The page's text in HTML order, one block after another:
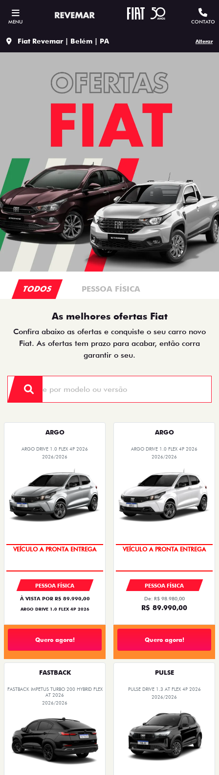
MENU CONTATO
Fiat Revemar | Belém | PA Alterar
TODOS PESSOA FÍSICA
As melhores ofertas Fiat
Confira abaixo as ofertas e conquiste o seu carro novo
Fiat. As ofertas tem prazo para acabar, então corra
garantir o seu.
ARGO
ARGO DRIVE 1.0 FLEX 4P 2026
2026/2026
PESSOA FÍSICA
À VISTA POR R$ 89.990,00
ARGO DRIVE 1.0 FLEX 4P 2026
Quero agora!
ARGO
ARGO DRIVE 1.0 FLEX 4P 2026
2026/2026
PESSOA FÍSICA
De: R$ 98.980,00
R$ 89.990,00
Quero agora!
FASTBACK
FASTBACK IMPETUS TURBO 200 HYBRID FLEX
AT 2026
2026/2026
PULSE
PULSE DRIVE 1.3 AT FLEX 4P 2026
2026/2026